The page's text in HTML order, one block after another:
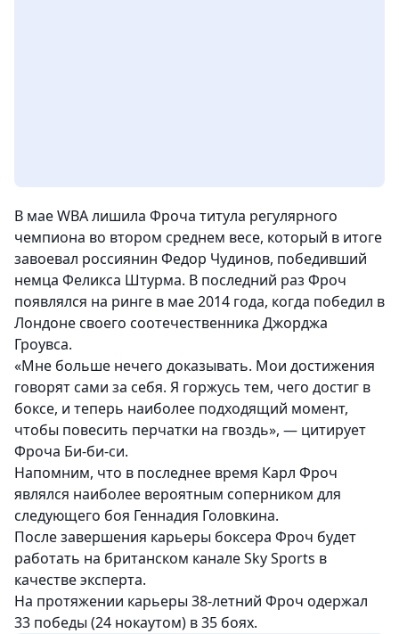
В мае WBA лишила Фроча титула регулярного
чемпиона во втором среднем весе, который в итоге
завоевал россиянин Федор Чудинов, победивший
немца Феликса Штурма. В последний раз Фроч
появлялся на ринге в мае 2014 года, когда победил в
Лондоне своего соотечественника Джорджа
Гроувса.
«Мне больше нечего доказывать. Мои достижения
говорят сами за себя. Я горжусь тем, чего достиг в
боксе, и теперь наиболее подходящий момент,
чтобы повесить перчатки на гвоздь», — цитирует
Фроча Би-би-си.
Напомним, что в последнее время Карл Фроч
являлся наиболее вероятным соперником для
следующего боя Геннадия Головкина.
После завершения карьеры боксера Фроч будет
работать на британском канале Sky Sports в
качестве эксперта.
На протяжении карьеры 38-летний Фроч одержал
33 победы (24 нокаутом) в 35 боях.